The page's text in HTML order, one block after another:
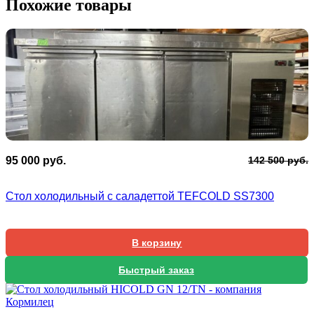
Похожие товары
142 500руб.
95 000 руб.
Стол холодильный с саладеттой TEFCOLD SS7300
В корзину
Быстрый заказ